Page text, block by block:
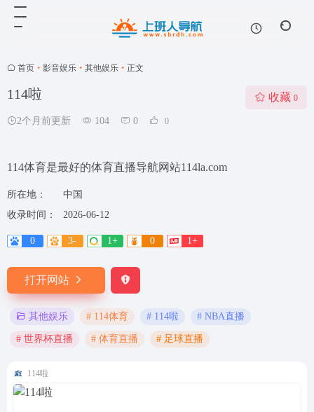
首页 • 影音娱乐 • 其他娱乐 • 正文
114啦
2个月前更新 104 0 0
收藏 0
114体育是最好的体育直播导航网站114la.com
所在地：
中国
收录时间：
2026-06-12
0 3- 1+ 0 1+
打开网站
其他娱乐 # 114体育 # 114啦 # NBA直播
# 世界杯直播 # 体育直播 # 足球直播
114啦